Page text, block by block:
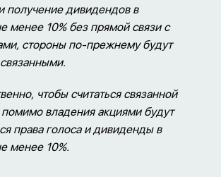
получение дивидендов в
менее 10% без прямой связи с
стороны по-прежнему будут
связанными.
чтобы считаться связанной
помимо владения акциями будут
права голоса и дивиденды в
менее 10%.